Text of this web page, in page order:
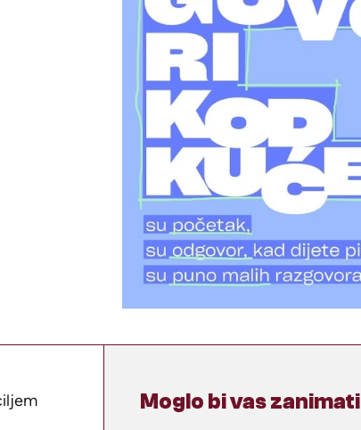
Moglo bi vas zanimati